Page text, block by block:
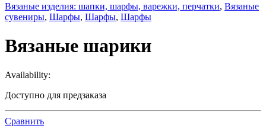
Вязаные изделия: шапки, шарфы, варежки, перчатки, Вязаные
сувениры, Шарфы, Шарфы, Шарфы
Вязаные шарики
Availability:
Доступно для предзаказа
Сравнить